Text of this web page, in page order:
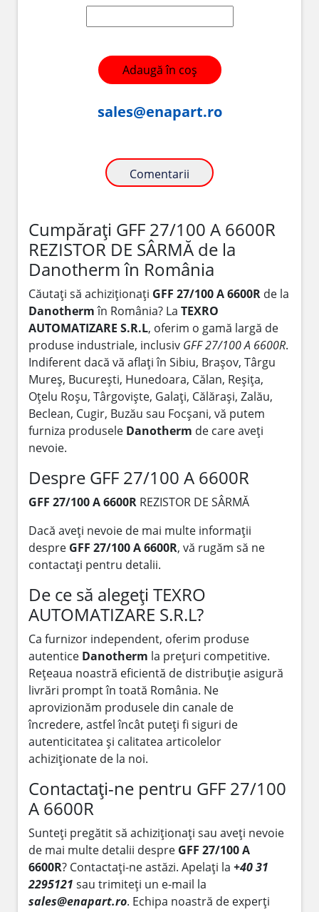
Adaugă în coș
sales@enapart.ro
Comentarii
Cumpărați GFF 27/100 A 6600R
REZISTOR DE SÂRMĂ de la
Danotherm în România
Căutați să achiziționați GFF 27/100 A 6600R de la
Danothermîn România? La TEXRO
AUTOMATIZARE S.R.L, oferim o gamă largă de
produse industriale, inclusiv GFF 27/100 A 6600R.
Indiferent dacă vă aflați în Sibiu, Brașov, Târgu
Mureș, București, Hunedoara, Călan, Reșița,
Oțelu Roșu, Târgoviște, Galați, Călărași, Zalău,
Beclean, Cugir, Buzău sau Focșani, vă putem
furniza produsele Danotherm de care aveți
nevoie.
Despre GFF 27/100 A 6600R
GFF 27/100 A 6600R REZISTOR DE SÂRMĂ
Dacă aveți nevoie de mai multe informații
despre GFF 27/100 A 6600R, vă rugăm să ne
contactați pentru detalii.
De ce să alegeți TEXRO
AUTOMATIZARE S.R.L?
Ca furnizor independent, oferim produse
autentice Danotherm la prețuri competitive.
Rețeaua noastră eficientă de distribuție asigură
livrări prompt în toată România. Ne
aprovizionăm produsele din canale de
încredere, astfel încât puteți fi siguri de
autenticitatea și calitatea articolelor
achiziționate de la noi.
Contactați-ne pentru GFF 27/100
A 6600R
Sunteți pregătit să achiziționați sau aveți nevoie
de mai multe detalii despre GFF 27/100 A
6600R? Contactați-ne astăzi. Apelați la +40 31
2295121 sau trimiteți un e-mail la
sales@enapart.ro. Echipa noastră de experți